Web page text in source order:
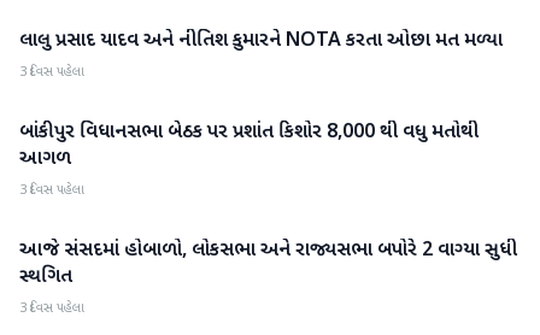
રાષ્ટ્રીય
લાલુ પ્રસાદ યાદવ અને નીતિશ કુમારને NOTA કરતા ઓછા મત મળ્યા
3 દિવસ પહેલા
રાષ્ટ્રીય
બાંકીપુર વિધાનસભા બેઠક પર પ્રશાંત કિશોર 8,000 થી વધુ મતોથી
આગળ
3 દિવસ પહેલા
રાષ્ટ્રીય
આજે સંસદમાં હોબાળો, લોકસભા અને રાજ્યસભા બપોરે 2 વાગ્યા સુધી
સ્થગિત
3 દિવસ પહેલા